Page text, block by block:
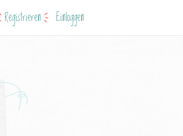
Registrieren Einloggen